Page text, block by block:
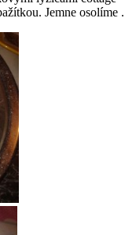
Jemne osolíme .